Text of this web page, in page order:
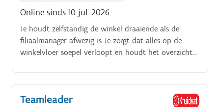
Online sinds 10 jul. 2026
Je houdt zelfstandig de winkel draaiende als de
filiaalmanager afwezig is Je zorgt dat alles op de
winkelvloer soepel verloopt en houdt het overzicht
aantrekkelijke winkel waar klanten graag
terugkomen Je pakt commerciële kansen en denkt
Teamleader